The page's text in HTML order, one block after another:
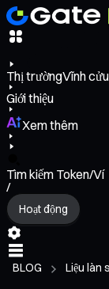
Thị trườngVĩnh cửu
Giới thiệu
Xem thêm
Tìm kiếm Token/Ví
/
Hoạt động
BLOG Liệu làn